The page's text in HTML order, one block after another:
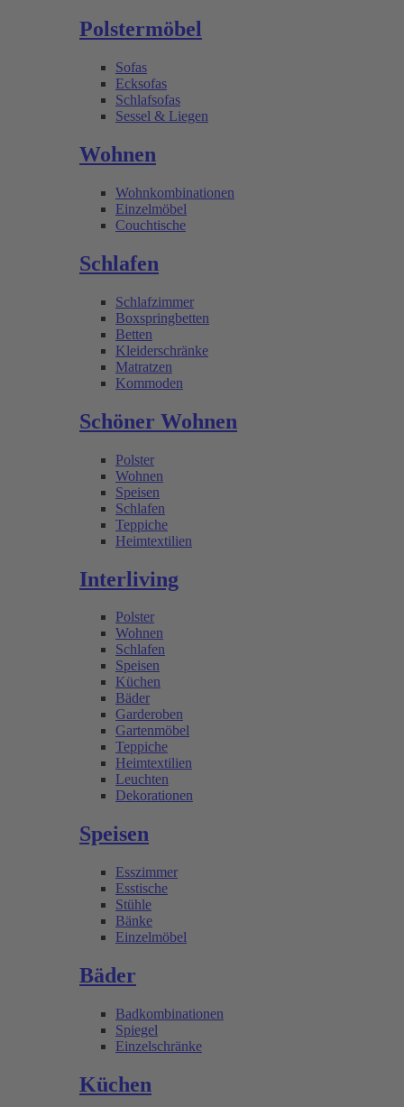
Polstermöbel
Sofas
Ecksofas
Schlafsofas
Sessel & Liegen
Wohnen
Wohnkombinationen
Einzelmöbel
Couchtische
Schlafen
Schlafzimmer
Boxspringbetten
Betten
Kleiderschränke
Matratzen
Kommoden
Schöner Wohnen
Polster
Wohnen
Speisen
Schlafen
Teppiche
Heimtextilien
Interliving
Polster
Wohnen
Schlafen
Speisen
Küchen
Bäder
Garderoben
Gartenmöbel
Teppiche
Heimtextilien
Leuchten
Dekorationen
Speisen
Esszimmer
Esstische
Stühle
Bänke
Einzelmöbel
Bäder
Badkombinationen
Spiegel
Einzelschränke
Küchen